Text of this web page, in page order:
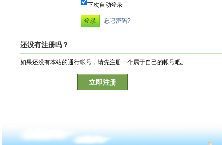
下次自动登录
忘记密码?
还没有注册吗？
如果还没有本站的通行帐号，请先注册一个属于自己的帐号吧。
立即注册